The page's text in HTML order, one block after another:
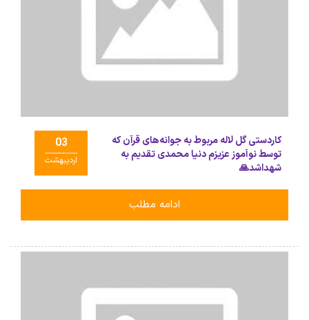
03
اردیبهشت
کاردستی گل لاله مربوط به جوانه‌های قرآن که
توسط نوآموز عزیزم دنیا محمدی تقدیم به
شهداشد🙏
ادامه مطلب